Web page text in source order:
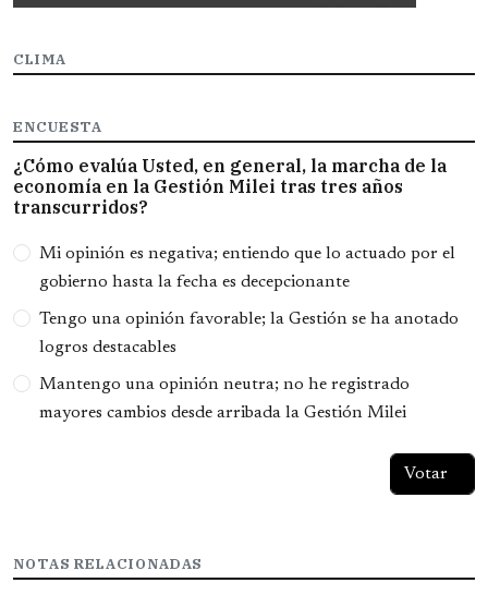
CLIMA
ENCUESTA
¿Cómo evalúa Usted, en general, la marcha de la
economía en la Gestión Milei tras tres años
transcurridos?
Opciones
Mi opinión es negativa; entiendo que lo actuado por el
gobierno hasta la fecha es decepcionante
Tengo una opinión favorable; la Gestión se ha anotado
logros destacables
Mantengo una opinión neutra; no he registrado
mayores cambios desde arribada la Gestión Milei
NOTAS RELACIONADAS